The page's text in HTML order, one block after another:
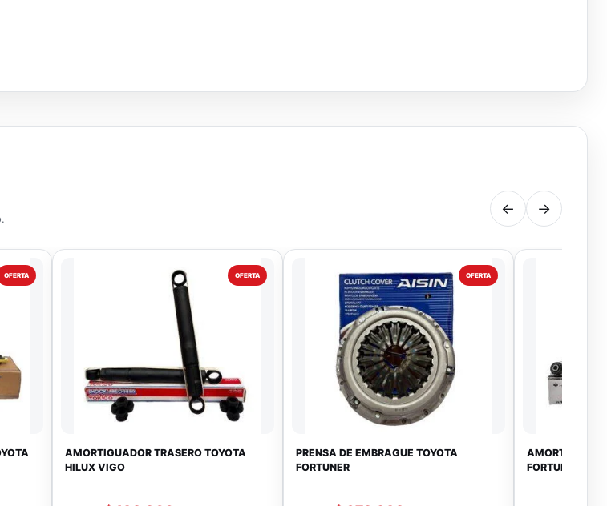
← →
OFERTA OFERTA
AMORTIGUADOR TRASERO TOYOTA
HILUX VIGO
OFERTA
PRENSA DE EMBRAGUE TOYOTA
FORTUNER
FORTUNER /